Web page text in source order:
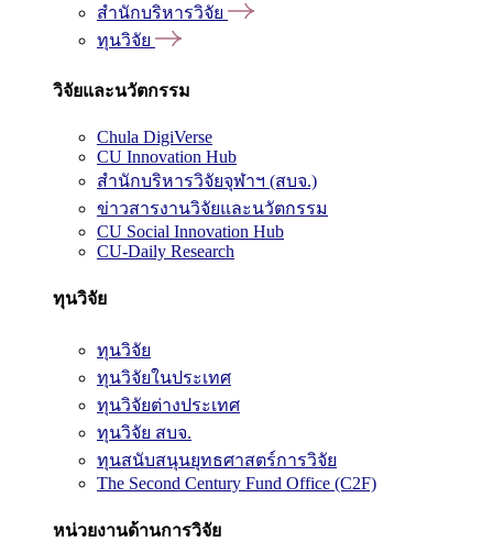
สำนักบริหารวิจัย
ทุนวิจัย
วิจัยและนวัตกรรม
Chula DigiVerse
CU Innovation Hub
สำนักบริหารวิจัยจุฬาฯ (สบจ.)
ข่าวสารงานวิจัยและนวัตกรรม
CU Social Innovation Hub
CU-Daily Research
ทุนวิจัย
ทุนวิจัย
ทุนวิจัยในประเทศ
ทุนวิจัยต่างประเทศ
ทุนวิจัย สบจ.
ทุนสนับสนุนยุทธศาสตร์การวิจัย
The Second Century Fund Office (C2F)
หน่วยงานด้านการวิจัย